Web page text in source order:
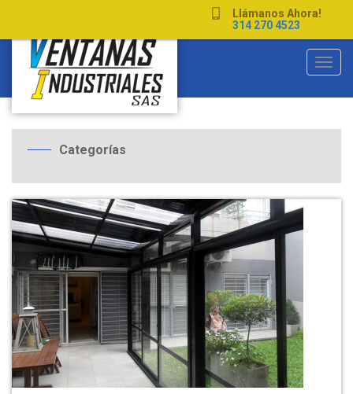
Llámanos Ahora!
314 270 4523
Categorías